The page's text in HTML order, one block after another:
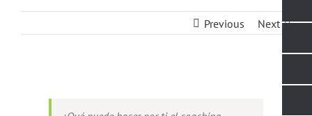
Previous Next
Larger